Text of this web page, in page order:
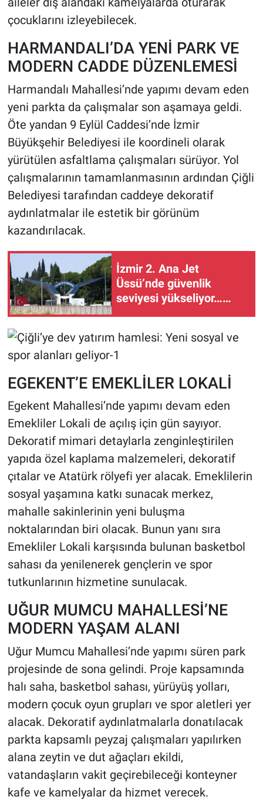
çocuklarını izleyebilecek.
HARMANDALI’DA YENİ PARK VE
MODERN CADDE DÜZENLEMESİ
Harmandalı Mahallesi’nde yapımı devam eden
yeni parkta da çalışmalar son aşamaya geldi.
Öte yandan 9 Eylül Caddesi’nde İzmir
Büyükşehir Belediyesi ile koordineli olarak
yürütülen asfaltlama çalışmaları sürüyor. Yol
çalışmalarının tamamlanmasının ardından Çiğli
Belediyesi tarafından caddeye dekoratif
aydınlatmalar ile estetik bir görünüm
kazandırılacak.
İzmir 2. Ana Jet
Üssü’nde güvenlik
seviyesi yükseliyor…
EGEKENT’E EMEKLİLER LOKALİ
Egekent Mahallesi’nde yapımı devam eden
Emekliler Lokali de açılış için gün sayıyor.
Dekoratif mimari detaylarla zenginleştirilen
yapıda özel kaplama malzemeleri, dekoratif
çıtalar ve Atatürk rölyefi yer alacak. Emeklilerin
sosyal yaşamına katkı sunacak merkez,
mahalle sakinlerinin yeni buluşma
noktalarından biri olacak. Bunun yanı sıra
Emekliler Lokali karşısında bulunan basketbol
sahası da yenilenerek gençlerin ve spor
tutkunlarının hizmetine sunulacak.
UĞUR MUMCU MAHALLESİ’NE
MODERN YAŞAM ALANI
Uğur Mumcu Mahallesi’nde yapımı süren park
projesinde de sona gelindi. Proje kapsamında
halı saha, basketbol sahası, yürüyüş yolları,
modern çocuk oyun grupları ve spor aletleri yer
alacak. Dekoratif aydınlatmalarla donatılacak
parkta kapsamlı peyzaj çalışmaları yapılırken
alana zeytin ve dut ağaçları ekildi,
vatandaşların vakit geçirebileceği konteyner
kafe ve kamelyalar da hizmet verecek.